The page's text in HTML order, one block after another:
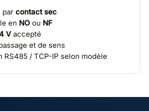
par contact sec
en NOou NF
Vaccepté
et de sens
RS485 / TCP-IP selon modèle